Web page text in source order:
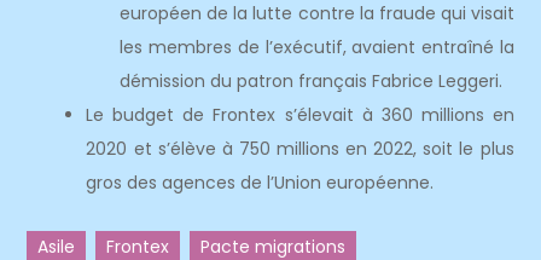
européen de la lutte contre la fraude qui visait
les membres de l’exécutif, avaient entraîné la
démission du patron français Fabrice Leggeri.
Le budget de Frontex s’élevait à 360 millions en
2020 et s’élève à 750 millions en 2022, soit le plus
gros des agences de l’Union européenne.
Asile Frontex Pacte migrations